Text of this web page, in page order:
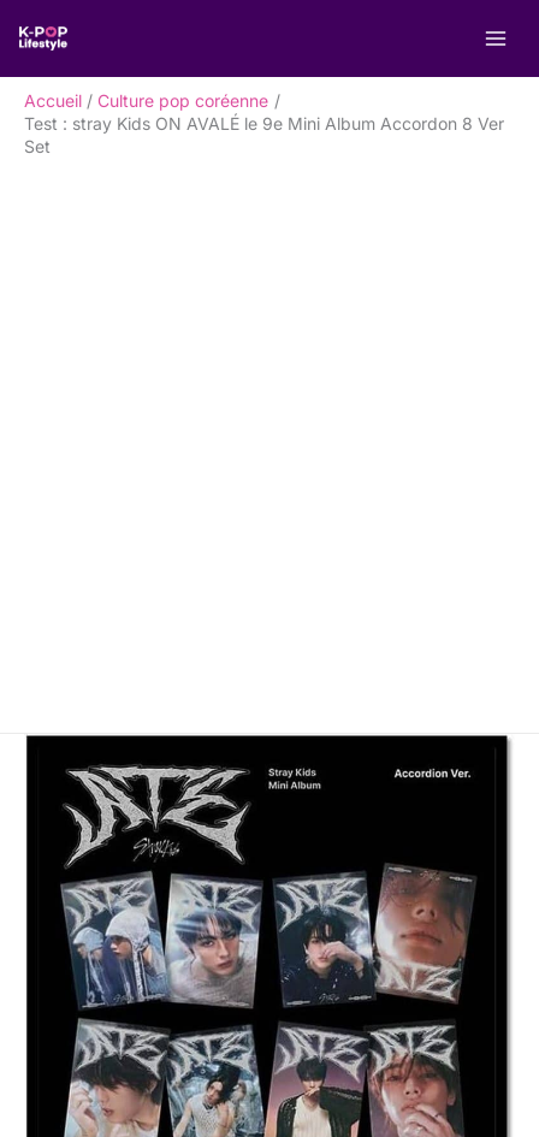
contenu
Accueil
Culture pop coréenne
Test : stray Kids ON AVALÉ le 9e Mini Album Accordon 8 Ver
Set
e
c
h
e